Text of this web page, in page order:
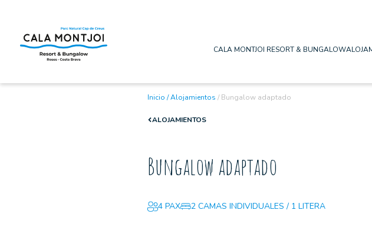
CALA MONTJOI RESORT & BUNGALOW
Inicio /Alojamientos /Bungalow adaptado
ALOJAMIENTOS
Bungalow adaptado
4 PAX 2 CAMAS INDIVIDUALES / 1 LITERA